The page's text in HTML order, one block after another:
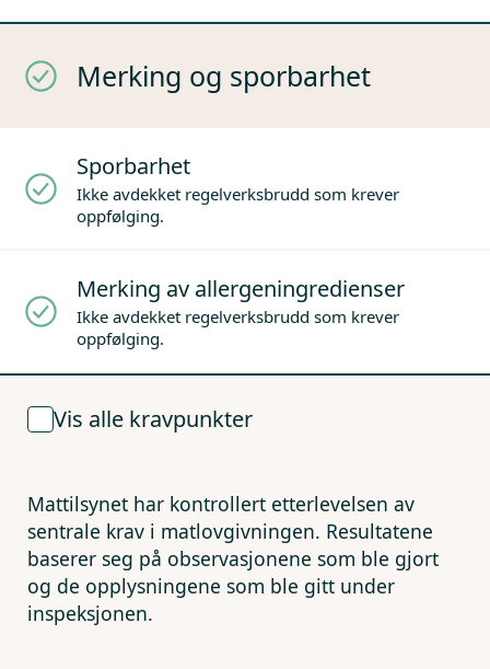
Merking og sporbarhet
Sporbarhet
Ikke avdekket regelverksbrudd som krever
oppfølging.
Merking av allergeningredienser
Ikke avdekket regelverksbrudd som krever
oppfølging.
Vis alle kravpunkter
Mattilsynet har kontrollert etterlevelsen av
sentrale krav i matlovgivningen. Resultatene
baserer seg på observasjonene som ble gjort
og de opplysningene som ble gitt under
inspeksjonen.